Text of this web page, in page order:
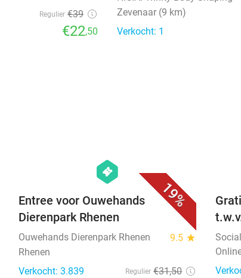
Regulier €39
€22,50
Zevenaar (9 km)
Verkocht: 1
19%
hexagon
events
Entree voor Ouwehands
Dierenpark Rhenen
Ouwehands Dierenpark Rhenen 9.5 star
Rhenen
Verkocht: 3.839
Regulier €31,50